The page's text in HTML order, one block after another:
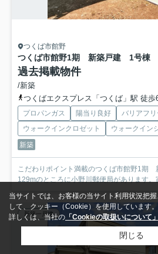
つくば市館野
つくば市館野1期 新築戸建 1号棟
過去掲載物件
/新築
つくばエクスプレス「つくば」駅 徒歩
プロパンガス 陽当り良好 バリアフリ
ウォークインクロゼット
ウォークイン
新築
こだわりポイント満載のつくば市館野1期
129mのところに小野川郵便局があります。
新築一戸建
当サイトでは、お客様の当サイト利用状況把
して、クッキー（Cookie）を使用しています。
詳しくは、当社の 「Cookieの取扱いについて」
閉じる